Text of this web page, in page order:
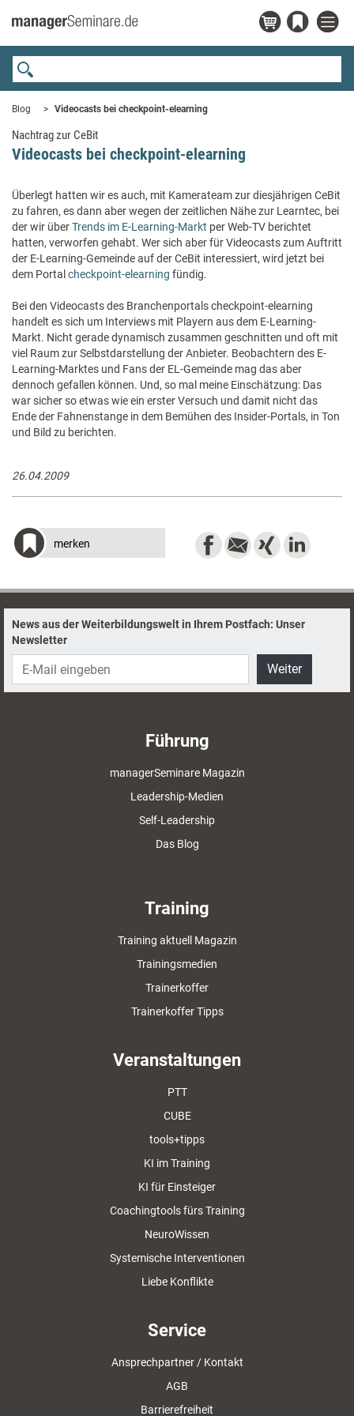
Blog Videocasts bei checkpoint-elearning
Nachtrag zur CeBit
Videocasts bei checkpoint-elearning
Überlegt hatten wir es auch, mit Kamerateam zur diesjährigen CeBit
zu fahren, es dann aber wegen der zeitlichen Nähe zur Learntec, bei
der wir überTrends im E-Learning-Markt per Web-TV berichtet
hatten, verworfen gehabt. Wer sich aber für Videocasts zum Auftritt
der E-Learning-Gemeinde auf der CeBit interessiert, wird jetzt bei
dem Portal checkpoint-elearning fündig.
Bei den Videocasts des Branchenportals checkpoint-elearning
handelt es sich um Interviews mit Playern aus dem E-Learning-
Markt. Nicht gerade dynamisch zusammen geschnitten und oft mit
viel Raum zur Selbstdarstellung der Anbieter. Beobachtern des E-
Learning-Marktes und Fans der EL-Gemeinde mag das aber
dennoch gefallen können. Und, so mal meine Einschätzung: Das
war sicher so etwas wie ein erster Versuch und damit nicht das
Ende der Fahnenstange in dem Bemühen des Insider-Portals, in Ton
und Bild zu berichten.
26.04.2009
merken
News aus der Weiterbildungswelt in Ihrem Postfach: Unser
Newsletter
Weiter
Führung
managerSeminare Magazin
Leadership-Medien
Self-Leadership
Das Blog
Training
Training aktuell Magazin
Trainingsmedien
Trainerkoffer
Trainerkoffer Tipps
Veranstaltungen
PTT
CUBE
tools+tipps
KI im Training
KI für Einsteiger
Coachingtools fürs Training
NeuroWissen
Systemische Interventionen
Liebe Konflikte
Service
Ansprechpartner / Kontakt
AGB
Barrierefreiheit